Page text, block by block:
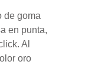
de goma
en punta,
Al
oro